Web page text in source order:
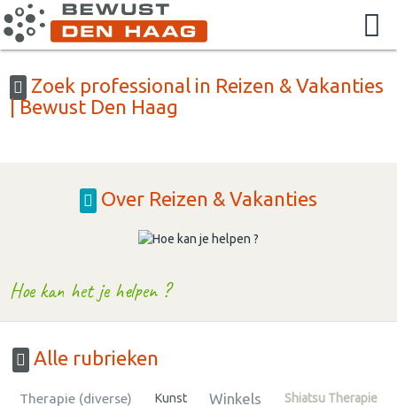
Zoek professional in Reizen & Vakanties
| Bewust Den Haag
Over Reizen & Vakanties
Hoe kan het je helpen ?
Alle rubrieken
Therapie (diverse) Kunst Winkels Shiatsu Therapie